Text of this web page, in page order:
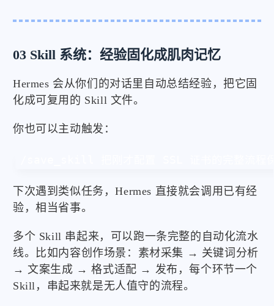
03 Skill 系统：经验固化成肌肉记忆
Hermes 会从你们的对话里自动总结经验，把它固
化成可复用的 Skill 文件。
你也可以主动触发：
下次遇到类似任务，Hermes 直接就会调用已有经
验，相当省事。
多个 Skill 串起来，可以跑一条完整的自动化流水
线。比如内容创作场景：素材采集 → 关键词分析
→ 文案生成 → 格式适配 → 发布，每个环节一个
Skill，串起来就是无人值守的流程。